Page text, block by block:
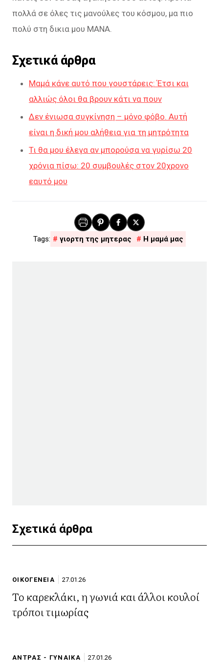
πολλά σε όλες τις μανούλες του κόσμου, μα πιο
πολύ στη δικια μου ΜΑΝΑ.
Σχετικά άρθρα
Μαμά κάνε αυτό που γουστάρεις: Έτσι και
αλλιώς όλοι θα βρουν κάτι να πουν
Δεν ένιωσα συγκίνηση – μόνο φόβο. Αυτή
είναι η δική μου αλήθεια για τη μητρότητα
Τι θα μου έλεγα αν μπορούσα να γυρίσω 20
χρόνια πίσω: 20 συμβουλές στον 20χρονο
εαυτό μου
γιορτη της μητερας Η μαμά μας
Σχετικά άρθρα
ΟΙΚΟΓΕΝΕΙΑ 27.01.26
Το καρεκλάκι, η γωνιά και άλλοι κουλοί
τρόποι τιμωρίας
ΑΝΤΡΑΣ - ΓΥΝΑΙΚΑ 27.01.26